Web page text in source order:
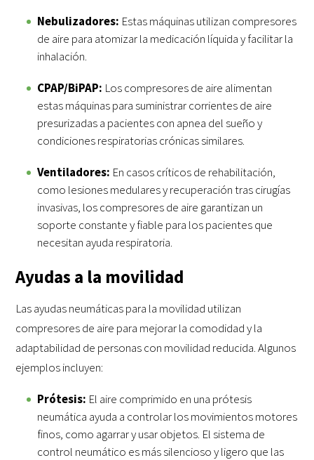
Nebulizadores: Estas máquinas utilizan compresores
de aire para atomizar la medicación líquida y facilitar la
inhalación.
CPAP/BiPAP: Los compresores de aire alimentan
estas máquinas para suministrar corrientes de aire
presurizadas a pacientes con apnea del sueño y
condiciones respiratorias crónicas similares.
Ventiladores: En casos críticos de rehabilitación,
como lesiones medulares y recuperación tras cirugías
invasivas, los compresores de aire garantizan un
soporte constante y fiable para los pacientes que
necesitan ayuda respiratoria.
Ayudas a la movilidad
Las ayudas neumáticas para la movilidad utilizan
compresores de aire para mejorar la comodidad y la
adaptabilidad de personas con movilidad reducida. Algunos
ejemplos incluyen:
Prótesis: El aire comprimido en una prótesis
neumática ayuda a controlar los movimientos motores
finos, como agarrar y usar objetos. El sistema de
control neumático es más silencioso y ligero que las